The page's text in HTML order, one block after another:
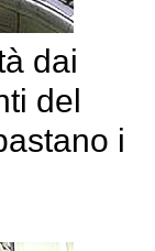
dai
del
i